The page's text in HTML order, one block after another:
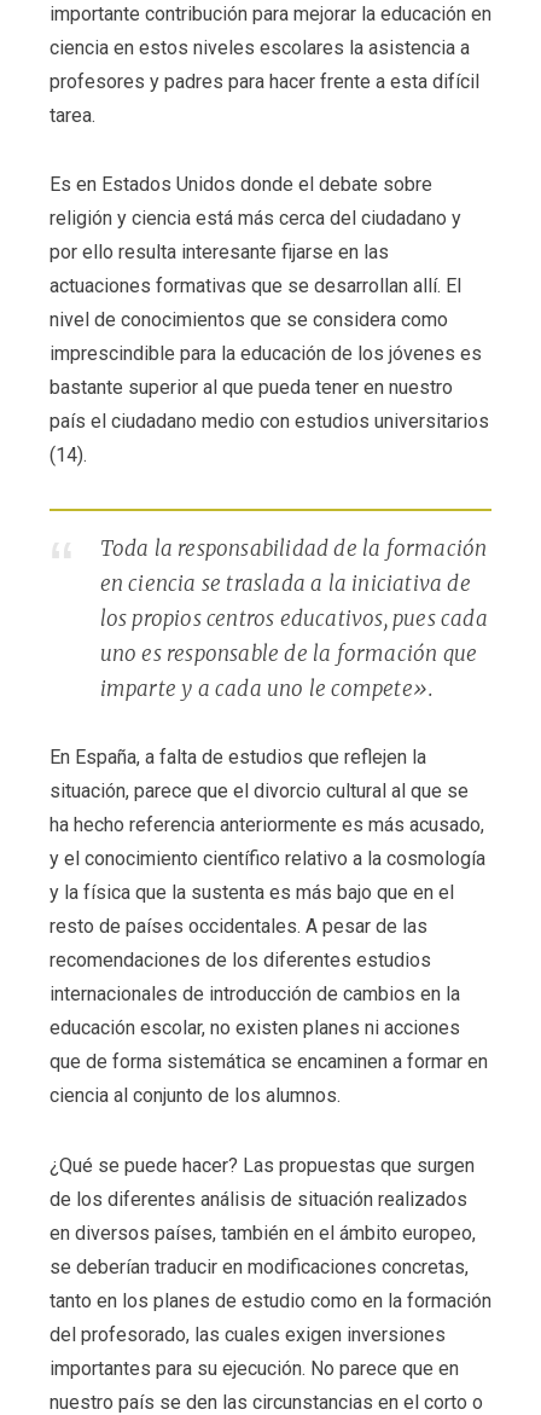
importante contribución para mejorar la educación en
ciencia en estos niveles escolares la asistencia a
profesores y padres para hacer frente a esta difícil
tarea.
Es en Estados Unidos donde el debate sobre
religión y ciencia está más cerca del ciudadano y
por ello resulta interesante fijarse en las
actuaciones formativas que se desarrollan allí. El
nivel de conocimientos que se considera como
imprescindible para la educación de los jóvenes es
bastante superior al que pueda tener en nuestro
país el ciudadano medio con estudios universitarios
(14).
Toda la responsabilidad de la formación
en ciencia se traslada a la iniciativa de
los propios centros educativos, pues cada
uno es responsable de la formación que
imparte y a cada uno le compete».
En España, a falta de estudios que reflejen la
situación, parece que el divorcio cultural al que se
ha hecho referencia anteriormente es más acusado,
y el conocimiento científico relativo a la cosmología
y la física que la sustenta es más bajo que en el
resto de países occidentales. A pesar de las
recomendaciones de los diferentes estudios
internacionales de introducción de cambios en la
educación escolar, no existen planes ni acciones
que de forma sistemática se encaminen a formar en
ciencia al conjunto de los alumnos.
¿Qué se puede hacer? Las propuestas que surgen
de los diferentes análisis de situación realizados
en diversos países, también en el ámbito europeo,
se deberían traducir en modificaciones concretas,
tanto en los planes de estudio como en la formación
del profesorado, las cuales exigen inversiones
importantes para su ejecución. No parece que en
nuestro país se den las circunstancias en el corto o